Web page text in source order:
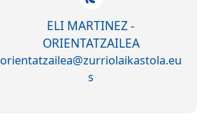
ELI MARTINEZ -
ORIENTATZAILEA
orientatzailea@zurriolaikastola.eu
s